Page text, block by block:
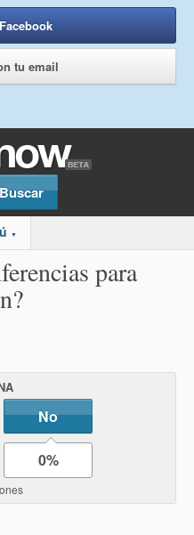
tu email
▼
para
No
0%